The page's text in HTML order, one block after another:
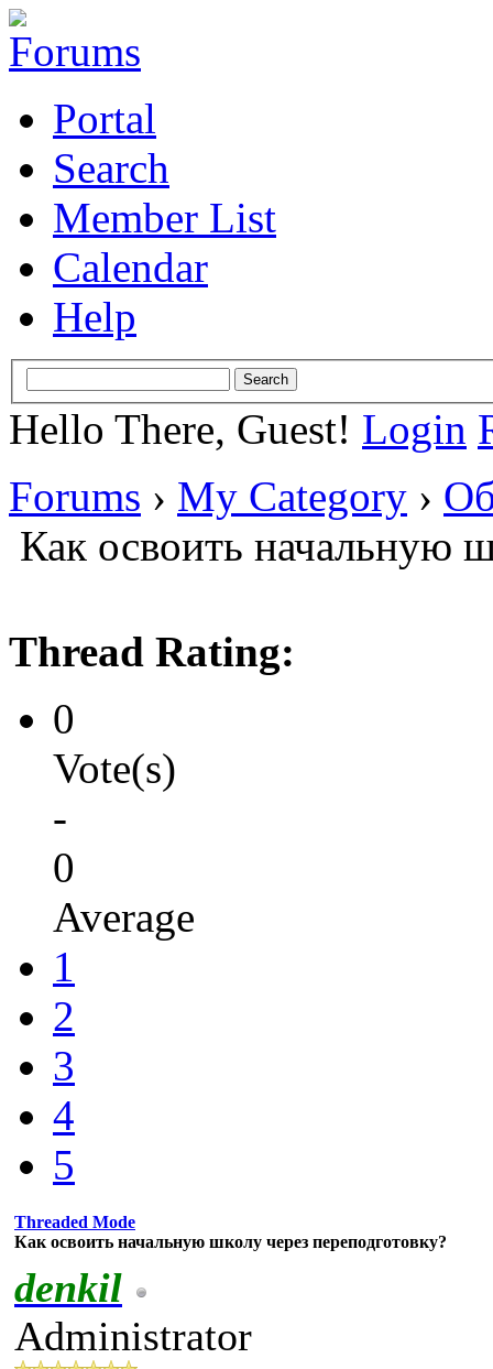
Portal
Search
Member List
Calendar
Help
Hello There, Guest! Login
Forums › My Category ›
Как освоить начальную
Thread Rating:
0
Vote(s)
-
0
Average
1
2
3
4
5
Threaded Mode
Как освоить начальную школу через переподготовку?
denkil
Administrator